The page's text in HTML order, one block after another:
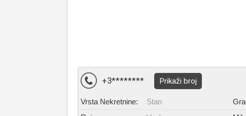
+3******** Prikaži broj
Vrsta Nekretnine: Stan